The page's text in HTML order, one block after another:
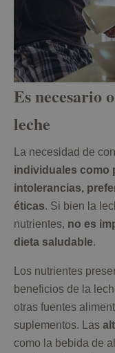
Es necesario
leche
La necesidad de
individuales como
intolerancias,
éticas. Si bien la
nutrientes, no es
dieta saludable.
Los nutrientes
beneficios de la
otras fuentes
suplementos. Las
como la bebida de